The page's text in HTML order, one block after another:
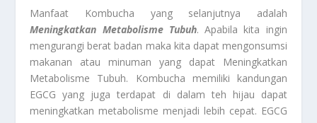
Manfaat Kombucha yang selanjutnya adalah
Meningkatkan Metabolisme Tubuh. Apabila kita ingin
mengurangi berat badan maka kita dapat mengonsumsi
makanan atau minuman yang dapat Meningkatkan
Metabolisme Tubuh. Kombucha memiliki kandungan
EGCG yang juga terdapat di dalam teh hijau dapat
meningkatkan metabolisme menjadi lebih cepat. EGCG